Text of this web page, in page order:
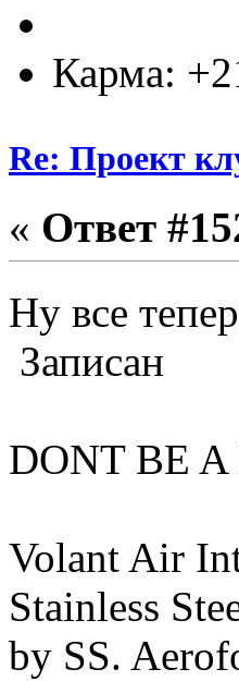
Карма:
Re: Проект
« Ответ
Ну все
Записан
DONT BE
Volant Air
Stainless
by SS.